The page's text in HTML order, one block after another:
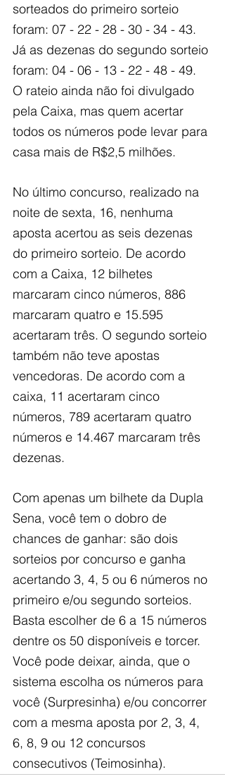
sorteados do primeiro sorteio
foram: 07 - 22 - 28 - 30 - 34 - 43.
Já as dezenas do segundo sorteio
foram: 04 - 06 - 13 - 22 - 48 - 49.
O rateio ainda não foi divulgado
pela Caixa, mas quem acertar
todos os números pode levar para
casa mais de R$2,5 milhões.
No último concurso, realizado na
noite de sexta, 16, nenhuma
aposta acertou as seis dezenas
do primeiro sorteio. De acordo
com a Caixa, 12 bilhetes
marcaram cinco números, 886
marcaram quatro e 15.595
acertaram três. O segundo sorteio
também não teve apostas
vencedoras. De acordo com a
caixa, 11 acertaram cinco
números, 789 acertaram quatro
números e 14.467 marcaram três
dezenas.
Com apenas um bilhete da Dupla
Sena, você tem o dobro de
chances de ganhar: são dois
sorteios por concurso e ganha
acertando 3, 4, 5 ou 6 números no
primeiro e/ou segundo sorteios.
Basta escolher de 6 a 15 números
dentre os 50 disponíveis e torcer.
Você pode deixar, ainda, que o
sistema escolha os números para
você (Surpresinha) e/ou concorrer
com a mesma aposta por 2, 3, 4,
6, 8, 9 ou 12 concursos
consecutivos (Teimosinha).